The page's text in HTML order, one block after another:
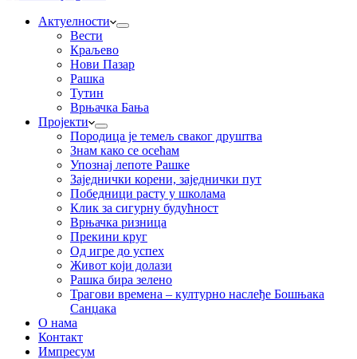
Актуелности
Вести
Краљево
Нови Пазар
Рашка
Тутин
Врњачка Бања
Пројекти
Породица је темељ сваког друштва
Знам како се осећам
Упознај лепоте Рашке
Заједнички корени, заједнички пут
Победници расту у школама
Клик за сигурну будућност
Врњачка ризница
Прекини круг
Од игре до успех
Живот који долази
Рашка бира зелено
Трагови времена – културно наслеђе Бошњака
Санџака
О нама
Контакт
Импресум